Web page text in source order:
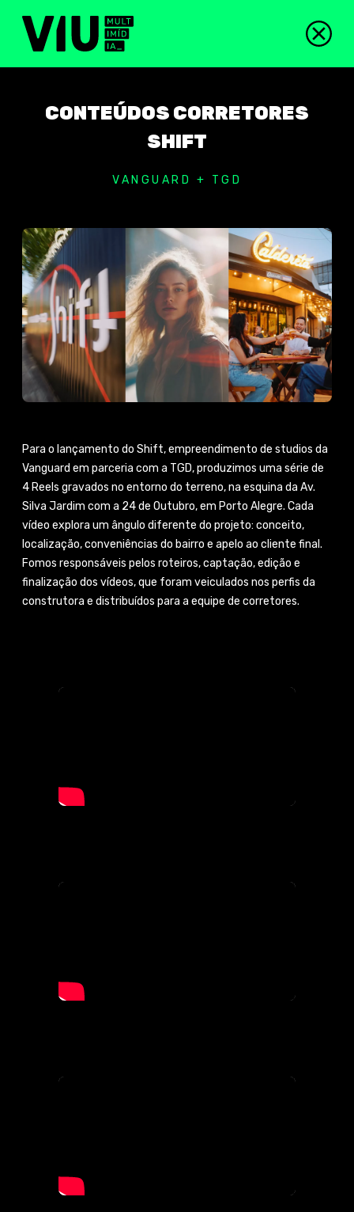
CONTEÚDOS CORRETORES
SHIFT
VANGUARD + TGD
Para o lançamento do Shift, empreendimento de studios da
Vanguard em parceria com a TGD, produzimos uma série de
4 Reels gravados no entorno do terreno, na esquina da Av.
Silva Jardim com a 24 de Outubro, em Porto Alegre. Cada
vídeo explora um ângulo diferente do projeto: conceito,
localização, conveniências do bairro e apelo ao cliente final.
Fomos responsáveis pelos roteiros, captação, edição e
finalização dos vídeos, que foram veiculados nos perfis da
construtora e distribuídos para a equipe de corretores.